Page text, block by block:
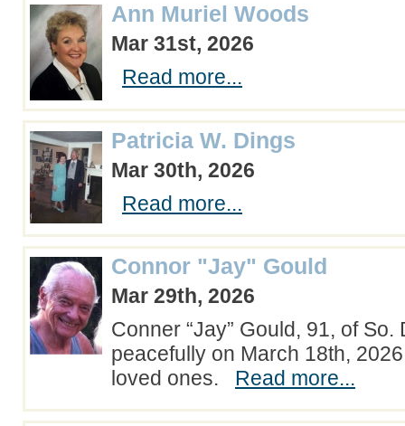
Ann Muriel Woods
Mar 31st, 2026
Read more...
Patricia W. Dings
Mar 30th, 2026
Read more...
Connor "Jay" Gould
Mar 29th, 2026
Conner “Jay” Gould, 91, of
peacefully on March 18th,
loved ones. Read more...